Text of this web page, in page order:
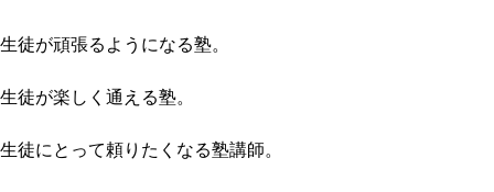
生徒が頑張るようになる塾。
生徒が楽しく通える塾。
生徒にとって頼りたくなる塾講師。